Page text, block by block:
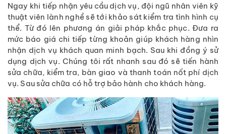
Ngay khi tiếp nhận yêu cầu dịch vụ, đội ngũ nhân viên kỹ
thuật viên lành nghề sẽ tới khảo sát kiểm tra tình hình cụ
thể. Từ đó lên phương án giải pháp khắc phục. Đưa ra
mức báo giá chi tiếp từng khoản giúp khách hàng nhìn
nhận dịch vụ khách quan minh bạch. Sau khi đồng ý sử
dụng dịch vụ. Chúng tôi rất nhanh sau đó sẽ tiến hành
sửa chữa, kiểm tra, bàn giao và thanh toán nốt phí dịch
vụ. Sau sửa chữa có hỗ trợ bảo hành cho khách hàng.